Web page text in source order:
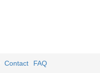
Contact FAQ